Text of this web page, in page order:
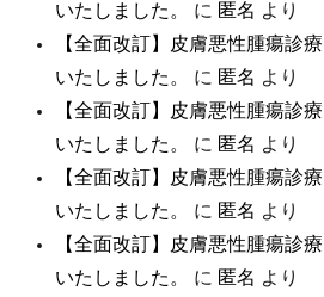
いたしました。
に 匿名 より
【全面改訂】皮膚悪性腫瘍診
いたしました。
に 匿名 より
【全面改訂】皮膚悪性腫瘍診
いたしました。
に 匿名 より
【全面改訂】皮膚悪性腫瘍診
いたしました。
に 匿名 より
【全面改訂】皮膚悪性腫瘍診
いたしました。
に 匿名 より